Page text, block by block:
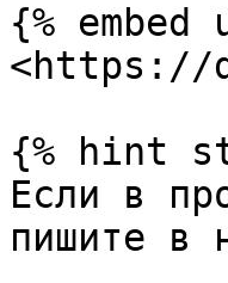
{% embed
<https://
{% hint
Если в
пишите в